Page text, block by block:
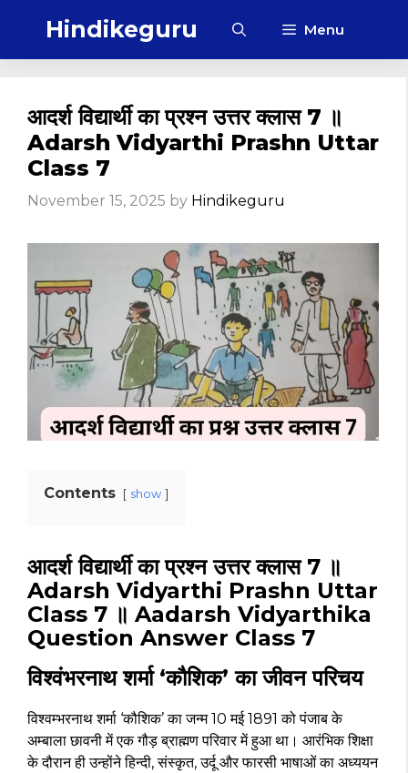
Hindikeguru Menu
आदर्श विद्यार्थी का प्रश्न उत्तर क्लास 7 ॥
Adarsh Vidyarthi Prashn Uttar
Class 7
November 15, 2025 by Hindikeguru
Contents show
आदर्श विद्यार्थी का प्रश्न उत्तर क्लास 7 ॥
Adarsh Vidyarthi Prashn Uttar
Class 7 ॥ Aadarsh Vidyarthika
Question Answer Class 7
विश्वंभरनाथ शर्मा ‘कौशिक’ का जीवन परिचय
विश्वम्भरनाथ शर्मा ‘कौशिक’ का जन्म 10 मई 1891 को पंजाब के
अम्बाला छावनी में एक गौड़ ब्राह्मण परिवार में हुआ था। आरंभिक शिक्षा
के दौरान ही उन्होंने हिन्दी, संस्कृत, उर्दू और फारसी भाषाओं का अध्ययन